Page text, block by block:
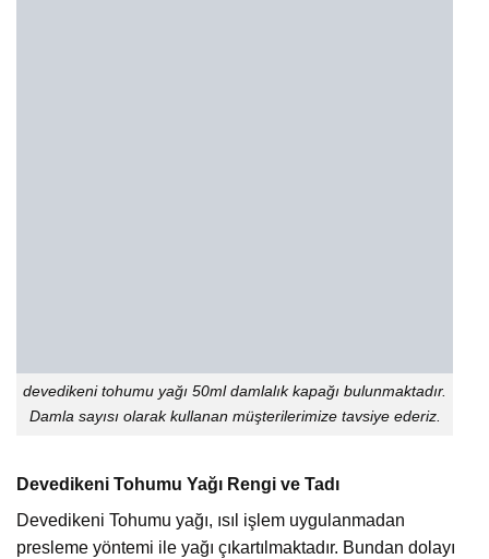
devedikeni tohumu yağı 50ml damlalık kapağı bulunmaktadır.
Damla sayısı olarak kullanan müşterilerimize tavsiye ederiz.
Devedikeni Tohumu Yağı Rengi ve Tadı
Devedikeni Tohumu yağı, ısıl işlem uygulanmadan
presleme yöntemi ile yağı çıkartılmaktadır. Bundan dolayı